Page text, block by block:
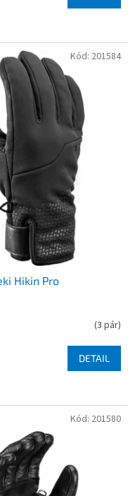
Hikin Pro
(3 pár)
DETAIL
Kód: 201584
Kód: 201580